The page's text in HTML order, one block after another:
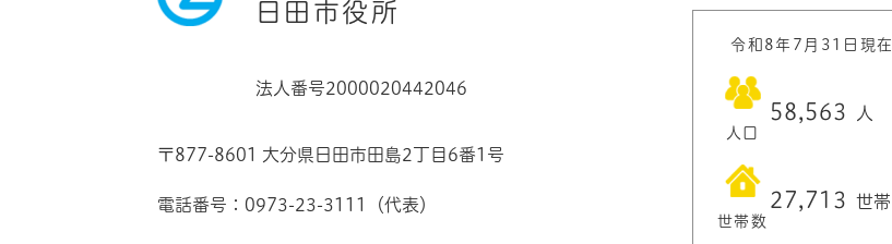
日田市役所
法人番号2000020442046
〒877-8601 大分県日田市田島2丁目6番1号
電話番号：0973-23-3111（代表）
令和8年7月31日現在
人口
58,563 人
世帯数
27,713 世帯